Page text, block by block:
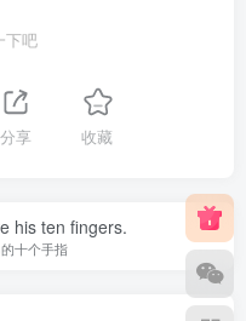
下吧
分享 收藏
his ten fingers.
十个手指